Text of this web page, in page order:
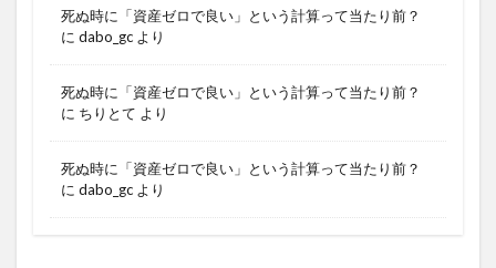
死ぬ時に「資産ゼロで良い」という計算って当たり前？
に dabo_gc より
死ぬ時に「資産ゼロで良い」という計算って当たり前？
に ちりとて より
死ぬ時に「資産ゼロで良い」という計算って当たり前？
に dabo_gc より